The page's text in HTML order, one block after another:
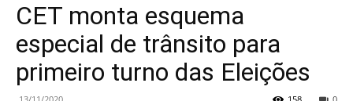
CET monta esquema
especial de trânsito para
primeiro turno das Eleições